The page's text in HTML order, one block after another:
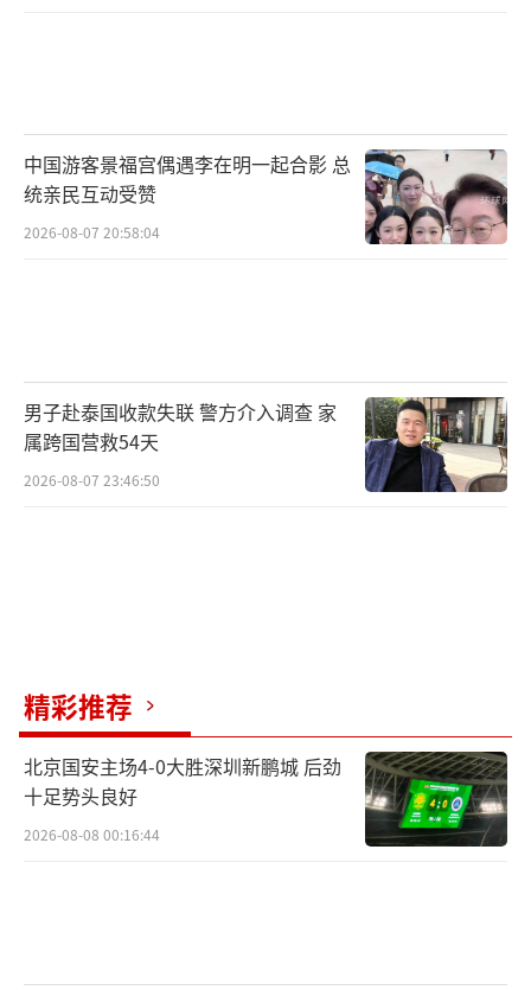
中国游客景福宫偶遇李在明一起合影 总
统亲民互动受赞
2026-08-07 20:58:04
男子赴泰国收款失联 警方介入调查 家
属跨国营救54天
2026-08-07 23:46:50
精彩推荐
北京国安主场4-0大胜深圳新鹏城 后劲
十足势头良好
2026-08-08 00:16:44